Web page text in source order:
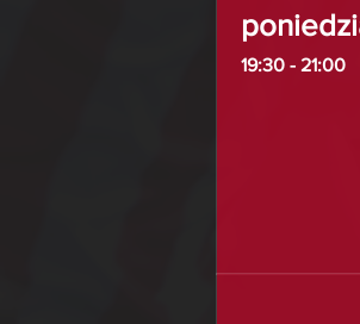
19:30 - 21:00